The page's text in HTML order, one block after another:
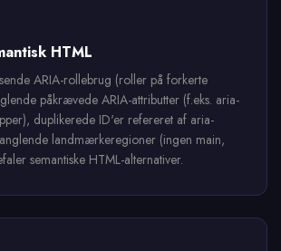
HTML
ARIA-rollebrug (roller på forkerte
påkrævede ARIA-attributter (f.eks. aria-
duplikerede ID'er refereret af aria-
landmærkeregioner (ingen main,
semantiske HTML-alternativer.